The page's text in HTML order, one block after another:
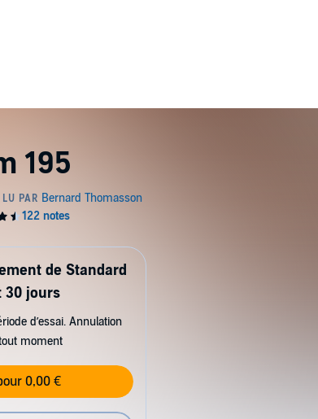
195
de Standard
30 jours
d’essai. Annulation
moment
0,00 €